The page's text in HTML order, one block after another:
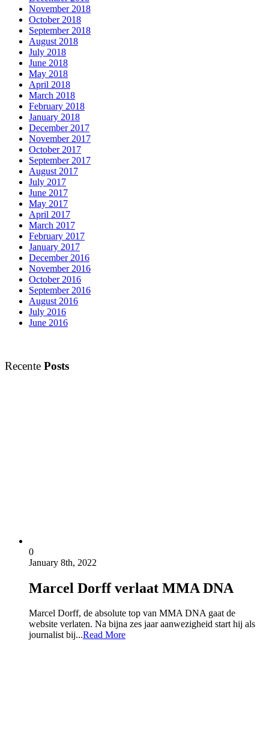
November 2018
October 2018
September 2018
August 2018
July 2018
June 2018
May 2018
April 2018
March 2018
February 2018
January 2018
December 2017
November 2017
October 2017
September 2017
August 2017
July 2017
June 2017
May 2017
April 2017
March 2017
February 2017
January 2017
December 2016
November 2016
October 2016
September 2016
August 2016
July 2016
June 2016
Recente Posts
0
January 8th, 2022
Marcel Dorff verlaat MMA DNA
Marcel Dorff, de absolute top van MMA DNA gaat de
website verlaten. Na bijna zes jaar aanwezigheid start hij als
journalist bij...Read More